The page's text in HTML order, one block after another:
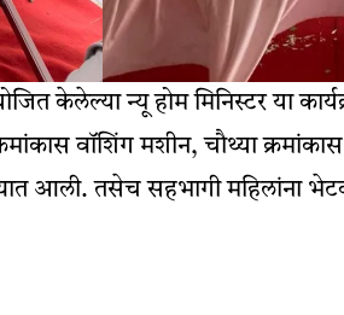
केलेल्या न्यू होम मिनिस्टर या
वॉशिंग मशीन, चौथ्या
आली. तसेच सहभागी महिलांना